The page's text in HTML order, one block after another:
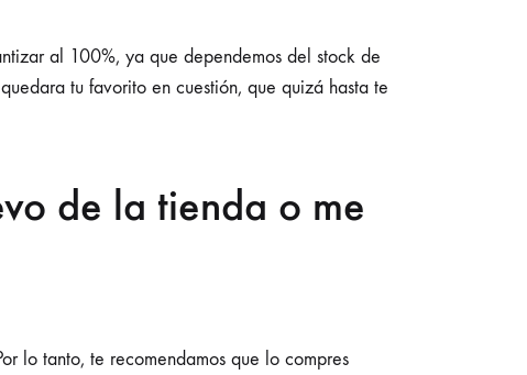
al 100%, ya que dependemos del stock de
tu favorito en cuestión, que quizá hasta te
de la tienda o me
lo tanto, te recomendamos que lo compres